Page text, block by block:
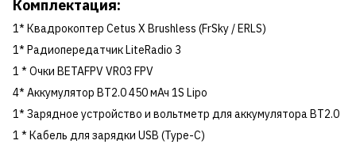
Комплектация:
1* Квадрокоптер Cetus X Brushless (FrSky / ERLS)
1* Радиопередатчик LiteRadio 3
1 * Очки BETAFPV VR03 FPV
4* Аккумулятор BT2.0 450 мАч 1S Lipo
1* Зарядное устройство и вольтметр для аккумулятора BT2.0
1 * Кабель для зарядки USB (Type-C)